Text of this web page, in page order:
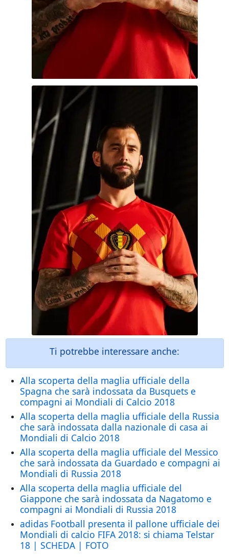
Ti potrebbe interessare anche:
Alla scoperta della maglia ufficiale della
Spagna che sarà indossata da Busquets e
compagni ai Mondiali di Calcio 2018
Alla scoperta della maglia ufficiale della Russia
che sarà indossata dalla nazionale di casa ai
Mondiali di Calcio 2018
Alla scoperta della maglia ufficiale del Messico
che sarà indossata da Guardado e compagni ai
Mondiali di Russia 2018
Alla scoperta della maglia ufficiale del
Giappone che sarà indossata da Nagatomo e
compagni ai Mondiali di Russia 2018
adidas Football presenta il pallone ufficiale dei
Mondiali di calcio FIFA 2018: si chiama Telstar
18 | SCHEDA | FOTO